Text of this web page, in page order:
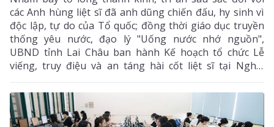
các Anh hùng liệt sĩ đã anh dũng chiến đấu, hy sinh vì
độc lập, tự do của Tổ quốc; đồng thời giáo dục truyền
thống yêu nước, đạo lý "Uống nước nhớ nguồn",
UBND tỉnh Lai Châu ban hành Kế hoạch tổ chức Lễ
viếng, truy điệu và an táng hài cốt liệt sĩ tại Nghĩa
trang liệt sĩ xã Bình Lư. Bộ Chỉ huy Quân sự tỉnh là
đơn vị chủ trì, phối hợp với các sở, ngành, địa phương
triển khai các nội dung, bảo đảm buổi lễ được tổ chức
trang nghiêm, trọng thể, đúng nghi thức.